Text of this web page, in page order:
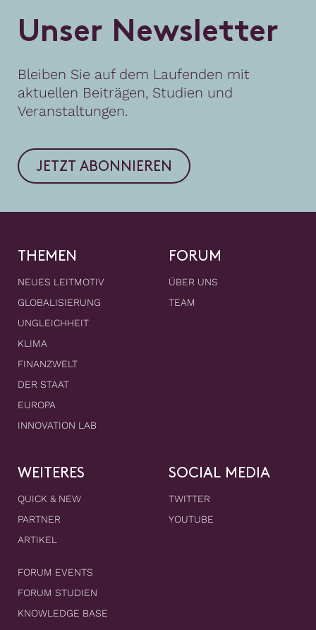
Unser Newsletter
Bleiben Sie auf dem Laufenden mit
aktuellen Beiträgen, Studien und
Veranstaltungen.
JETZT ABONNIEREN
THEMEN
NEUES LEITMOTIV
GLOBALISIERUNG
UNGLEICHHEIT
KLIMA
FINANZWELT
DER STAAT
EUROPA
INNOVATION LAB
FORUM
ÜBER UNS
TEAM
WEITERES
QUICK & NEW
PARTNER
ARTIKEL
FORUM EVENTS
FORUM STUDIEN
KNOWLEDGE BASE
SOCIAL MEDIA
TWITTER
YOUTUBE